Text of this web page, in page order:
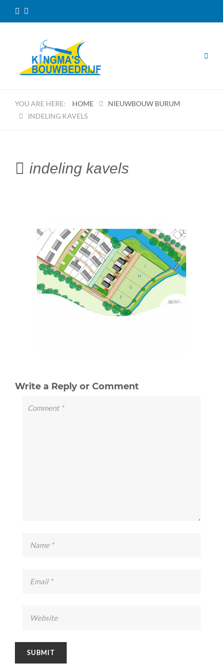
HOME
NIEUWBOUW BURUM
INDELING KAVELS
indeling kavels
Write a Reply or Comment